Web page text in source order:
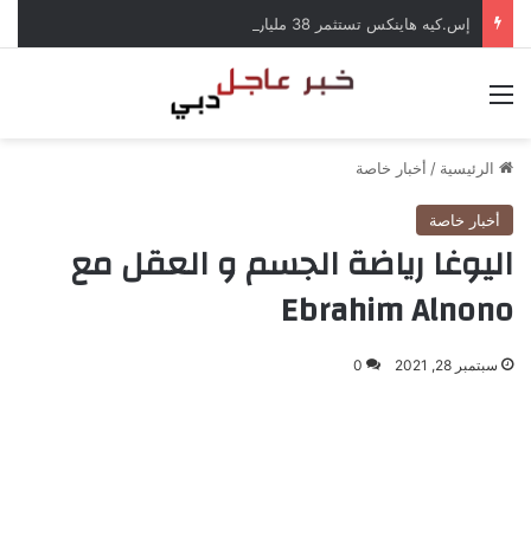
الرئيسية / أخبار خاصة
أخبار خاصة
اليوغا رياضة الجسم و العقل مع
Ebrahim Alnono
سبتمبر 28, 2021 0